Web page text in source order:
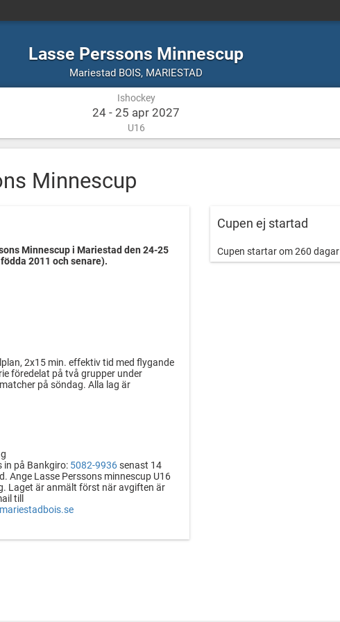
Lasse Perssons Minnescup
Mariestad BOIS, Ishockey
MARIESTAD
Ishockey
24 - 25 apr 2027
U16
Minnescup
Minnescup i Mariestad den 24-25
2011 och senare).
2x15 min. effektiv tid med flygande
föredelat på två grupper under
på söndag. Alla lag är
på Bankgiro: 5082-9936senast 14
Ange Lasse Perssons minnescup U16
Laget är anmält först när avgiften är
till
Cupen ej startad
Cupen startar om 260 dagar